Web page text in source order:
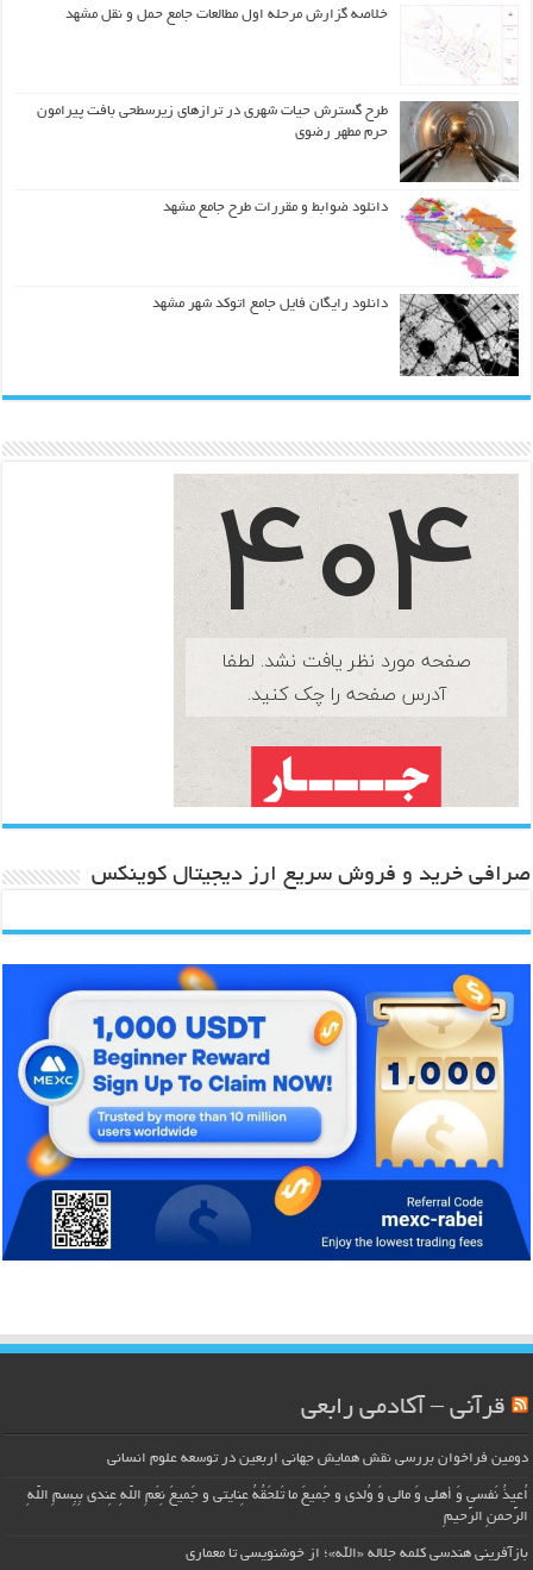
خلاصه گزارش مرحله اول مطالعات جامع حمل و نقل مشهد
طرح گسترش حیات شهري در ترازهاي زیرسطحی بافت پیرامون
حرم مطهر رضوي
دانلود ضوابط و مقررات طرح جامع مشهد
دانلود رایگان فایل جامع اتوکد شهر مشهد
صرافی خرید و فروش سریع ارز دیجیتال کوینکس
قرآنی – آکادمی رابعی
دومین فراخوان بررسی نقش همایش جهانی اربعین در توسعه علوم انسانی
اُعیذُ نَفسی وَ أهلی وَ مالی وَ وُلدی و جَمیعَ ما تَلحَقُهُ عِنایتی و جَمیعَ نِعَمِ اللّهِ عِندی بِبِسمِ اللّهِ
الرَّحمنِ الرَّحیمِ
بازآفرینی هندسی کلمه جلاله «الله»؛ از خوشنویسی تا معماری